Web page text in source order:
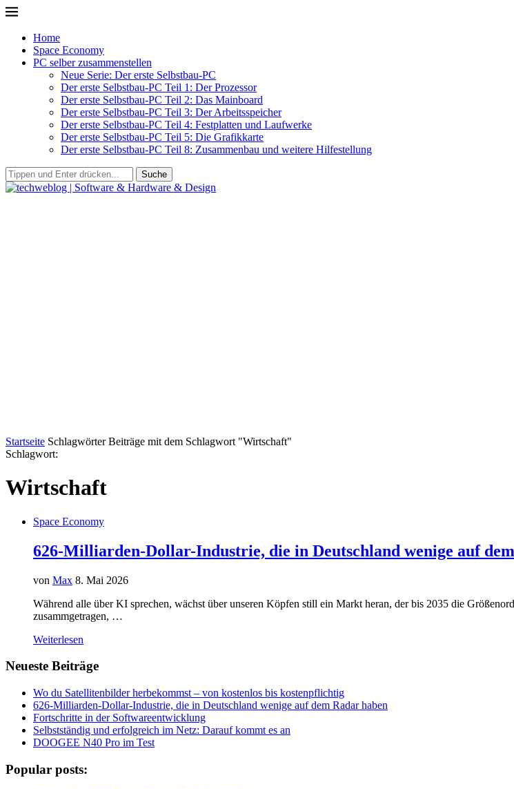
Home
Space Economy
PC selber zusammenstellen
Neue Serie: Der erste Selbstbau-PC
Der erste Selbstbau-PC Teil 1: Der Prozessor
Der erste Selbstbau-PC Teil 2: Das Mainboard
Der erste Selbstbau-PC Teil 3: Der Arbeitsspeicher
Der erste Selbstbau-PC Teil 4: Festplatten und Laufwerke
Der erste Selbstbau-PC Teil 5: Die Grafikkarte
Der erste Selbstbau-PC Teil 8: Zusammenbau und weitere Hilfestellung
Suche
Startseite Schlagwörter Beiträge mit dem Schlagwort "Wirtschaft"
Schlagwort:
Wirtschaft
Space Economy
626-Milliarden-Dollar-Industrie, die in Deutschland wenige auf
von Max 8. Mai 2026
Während alle über KI sprechen, wächst über unseren Köpfen still ein Markt heran, der bis 2035 die
zusammgetragen, …
Weiterlesen
Neueste Beiträge
Wo du Satellitenbilder herbekommst – von kostenlos bis kostenpflichtig
626-Milliarden-Dollar-Industrie, die in Deutschland wenige auf dem Radar haben
Fortschritte in der Softwareentwicklung
Selbstständig und erfolgreich im Netz: Darauf kommt es an
DOOGEE N40 Pro im Test
Popular posts: